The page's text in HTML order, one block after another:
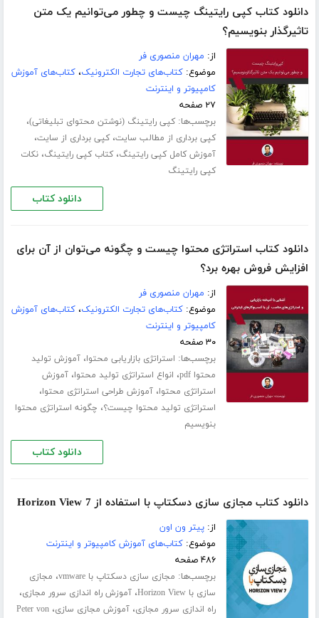
دانلود کتاب کپی رایتینگ چیست و چطور می‌توانیم یک متن
تاثیرگذار بنویسیم؟
از: مهران منصوری فر
موضوع:کتاب‌های تجارت الکترونیک،کتاب‌های آموزش
کامپیوتر و اینترنت
۲۷ صفحه
برچسب‌ها:کپی رایتینگ (نوشتن محتوای تبلیغاتی)،
کپی برداری از مطالب سایت،کپی برداری از سایت،
آموزش کامل کپی رایتینگ،کتاب کپی رایتینگ،نکات
کپی رایتینگ
دانلود کتاب
دانلود کتاب استراتژی محتوا چیست و چگونه می‌توان از آن برای
افزایش فروش بهره برد؟
از: مهران منصوری فر
موضوع:کتاب‌های تجارت الکترونیک،کتاب‌های آموزش
کامپیوتر و اینترنت
۳۰ صفحه
برچسب‌ها: استراتژی بازاریابی محتوا،آموزش تولید
محتوا pdf
، انواع استراتژی تولید محتوا،آموزش
استراتژی محتوا،آموزش طراحی استراتژی محتوا،
استراتژی تولید محتوا چیست؟، چگونه استراتژی محتوا
بنویسیم
دانلود کتاب
دانلود کتاب مجازی سازی دسکتاپ با استفاده از Horizon View 7
از:پیتر ون اون
موضوع:کتاب‌های آموزش کامپیوتر و اینترنت
۴۸۶ صفحه
برچسب‌ها: مجازی سازی دسکتاپ با vmware ، مجازی
سازی با Horizon View
،آموزش راه اندازی سرور مجازی،
راه اندازی سرور مجازی،آموزش مجازی سازی،Peter von